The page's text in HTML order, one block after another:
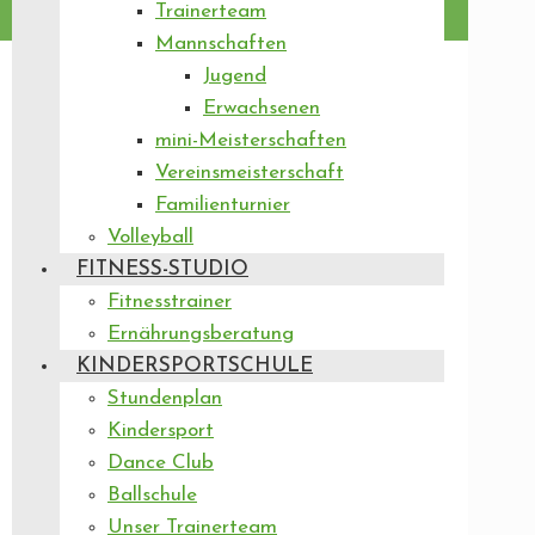
Trainerteam
Mannschaften
Jugend
Erwachsenen
mini-Meisterschaften
Vereinsmeisterschaft
Familienturnier
Volleyball
FITNESS-STUDIO
Fitnesstrainer
Ernährungsberatung
KINDERSPORTSCHULE
Stundenplan
Kindersport
Dance Club
Ballschule
Unser Trainerteam